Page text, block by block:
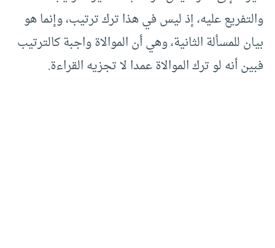
والتفريع عليه، إذ ليس في هذا ترك ترتيب، وإنما هو
بيان للمسألة الثانية، وهي أن الموالاة واجبة كالترتيب
فبين أنه لو ترك الموالاة عمدا لا تجزيه القراءة.